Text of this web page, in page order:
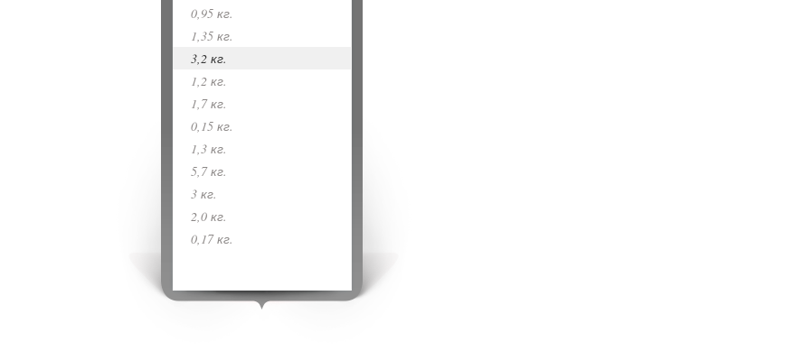
0,95 кг.
1,35 кг.
3,2 кг.
1,2 кг.
1,7 кг.
0,15 кг.
1,3 кг.
5,7 кг.
3 кг.
2,0 кг.
0,17 кг.